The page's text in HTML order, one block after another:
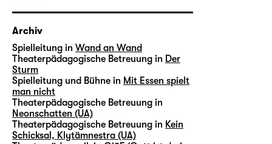
Archiv
Spielleitung in Wand an Wand
Theaterpädagogische Betreuung in Der
Sturm
Spielleitung und Bühne in Mit Essen spielt
man nicht
Theaterpädagogische Betreuung in
Neonschatten (UA)
Theaterpädagogische Betreuung in Kein
Schicksal, Klytämnestra (UA)